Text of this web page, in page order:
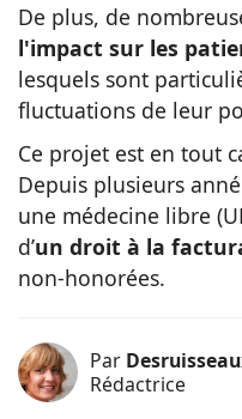
De plus, de
l'impact sur les
lesquels sont
fluctuations de leur
Ce projet est en tout
Depuis plusieurs
une médecine libre
d’un droit à la
non-honorées.
Par
Rédactrice